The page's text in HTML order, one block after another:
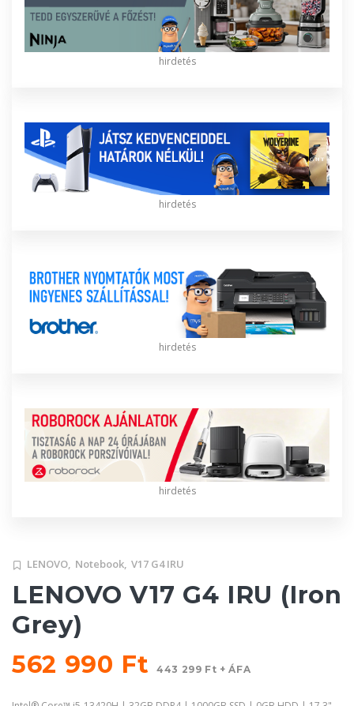
hirdetés
hirdetés
hirdetés
hirdetés
LENOVO, Notebook, V17 G4 IRU
LENOVO V17 G4 IRU (Iron
Grey)
562 990 Ft443 299 Ft + ÁFA